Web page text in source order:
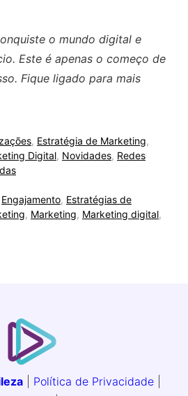
o mundo digital e
Este é apenas o começo de
Fique ligado para mais
, Estratégia de Marketing,
Digital, Novidades, Redes
Engajamento, Estratégias de
, Marketing, Marketing digital,
Política de Privacidade